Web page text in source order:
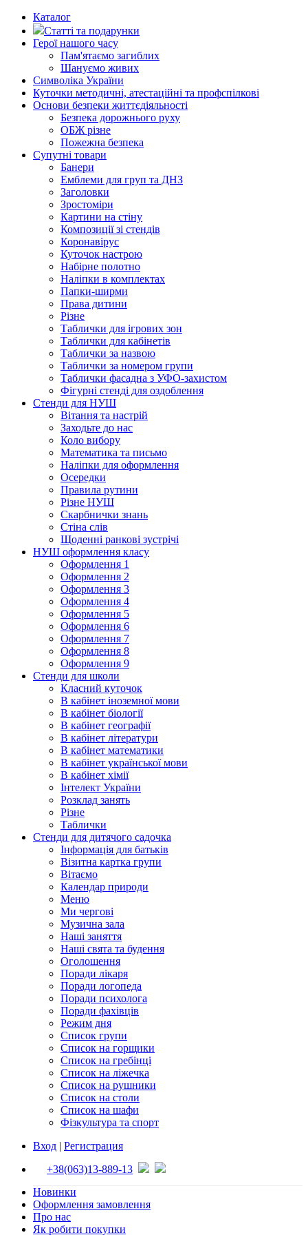
Каталог
Статті та подарунки
Герої нашого часу
Пам'ятаємо загиблих
Шануємо живих
Символіка України
Куточки методичні, атестаційні та профспілкові
Основи безпеки життєдіяльності
Безпека дорожнього руху
ОБЖ різне
Пожежна безпека
Супутні товари
Банери
Емблеми для груп та ДНЗ
Заголовки
Зростоміри
Картини на стіну
Композиції зі стендів
Коронавірус
Куточок настрою
Набірне полотно
Наліпки в комплектах
Папки-ширми
Права дитини
Різне
Таблички для ігрових зон
Таблички для кабінетів
Таблички за назвою
Таблички за номером групи
Таблички фасадна з УФО-захистом
Фігурні стенді для оздоблення
Стенди для НУШ
Вітання та настрій
Заходьте до нас
Коло вибору
Математика та письмо
Наліпки для оформлення
Осередки
Правила рутини
Різне НУШ
Скарбнички знань
Стіна слів
Щоденні ранкові зустрічі
НУШ оформлення класу
Оформлення 1
Оформлення 2
Оформлення 3
Оформлення 4
Оформлення 5
Оформлення 6
Оформлення 7
Оформлення 8
Оформлення 9
Стенди для школи
Класний куточок
В кабінет іноземної мови
В кабінет біології
В кабінет географії
В кабінет літератури
В кабінет математики
В кабінет української мови
В кабінет хімії
Інтелект України
Розклад занять
Різне
Таблички
Стенди для дитячого садочка
Інформація для батьків
Візитна картка групи
Вітаємо
Календар природи
Меню
Ми чергові
Музична зала
Наші заняття
Наші свята та будення
Оголошення
Поради лікаря
Поради логопеда
Поради психолога
Поради фахівців
Режим дня
Список групи
Список на горщики
Список на гребінці
Список на ліжечка
Список на рушники
Список на столи
Список на шафи
Фізкультура та спорт
Вход | Регистрация
+38(063)13-889-13
Новинки
Оформлення замовлення
Про нас
Як робити покупки